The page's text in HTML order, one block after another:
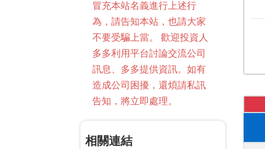
冒充本站名義進行上述行
為，請告知本站，也請大家
不要受騙上當。 歡迎投資人
多多利用平台討論交流公司
訊息、多多提供資訊。如有
造成公司困擾，還煩請私訊
告知，將立即處理。
相關連結